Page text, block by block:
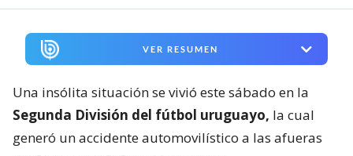
VER RESUMEN
Una insólita situación se vivió este sábado en la
Segunda División del fútbol uruguayo, la cual
generó un accidente automovilístico a las afueras